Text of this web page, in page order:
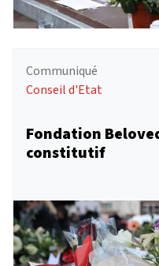
Communiqué
Conseil d'Etat
Fondation
constitutif